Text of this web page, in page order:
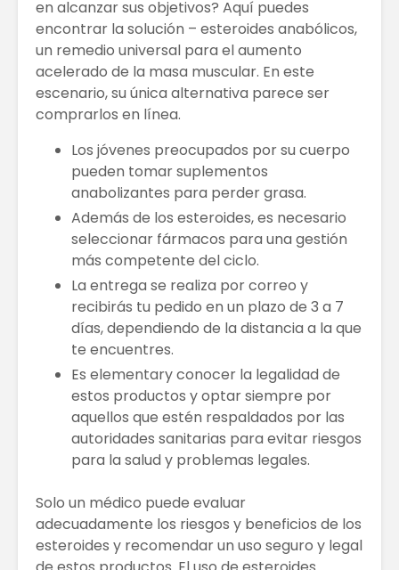
en alcanzar sus objetivos? Aquí puedes
encontrar la solución – esteroides anabólicos,
un remedio universal para el aumento
acelerado de la masa muscular. En este
escenario, su única alternativa parece ser
comprarlos en línea.
Los jóvenes preocupados por su cuerpo
pueden tomar suplementos
anabolizantes para perder grasa.
Además de los esteroides, es necesario
seleccionar fármacos para una gestión
más competente del ciclo.
La entrega se realiza por correo y
recibirás tu pedido en un plazo de 3 a 7
días, dependiendo de la distancia a la que
te encuentres.
Es elementary conocer la legalidad de
estos productos y optar siempre por
aquellos que estén respaldados por las
autoridades sanitarias para evitar riesgos
para la salud y problemas legales.
Solo un médico puede evaluar
adecuadamente los riesgos y beneficios de los
esteroides y recomendar un uso seguro y legal